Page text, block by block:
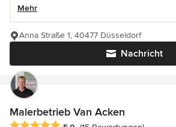
Mehr
Nachricht
Anna Straße 1, 40477 Düsseldorf
Malerbetrieb Van Acken